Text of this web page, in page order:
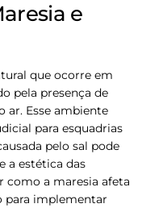
e
que ocorre em
pela presença de
ar. Esse ambiente
para esquadrias
pelo sal pode
a estética das
como a maresia afeta
para implementar